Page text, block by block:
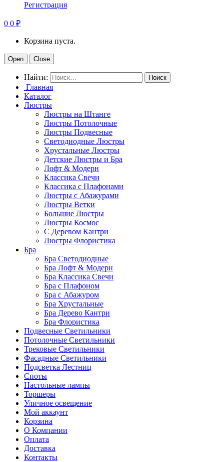
Регистрация
0 0 ₽
Корзина пуста.
Open Close
Найти:
Главная
Каталог
Люстры
Люстры на Штанге
Люстры Потолочные
Люстры Подвесные
Светодиодные Люстры
Хрустальные Люстры
Детские Люстры и Бра
Лофт & Модерн
Классика Свечи
Классика с Плафонами
Люстры с Абажурами
Люстры Ветки
Большие Люстры
Люстры Космос
С Деревом Кантри
Люстры Флористика
Бра
Бра Светодиодные
Бра Лофт & Модерн
Бра Классика Свечи
Бра с Плафоном
Бра с Абажуром
Бра Хрустальные
Бра Дерево Кантри
Бра Флористика
Подвесные Светильники
Потолочные Светильники
Трековые Светильники
Фасадные Светильники
Подсветка Лестниц
Споты
Настольные лампы
Торшеры
Уличное освещение
Мой аккаунт
Корзина
О Компании
Оплата
Доставка
Контакты